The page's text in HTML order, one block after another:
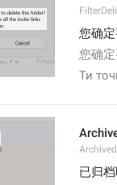
您确
您确
Ти
已归